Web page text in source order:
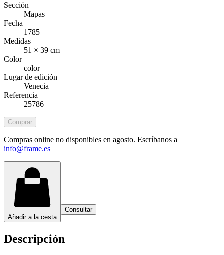
Sección
Mapas
Fecha
1785
Medidas
51 × 39 cm
Color
color
Lugar de edición
Venecia
Referencia
25786
Comprar
Compras online no disponibles en agosto. Escríbanos a
info@frame.es
Añadir a la cesta
Consultar
Descripción